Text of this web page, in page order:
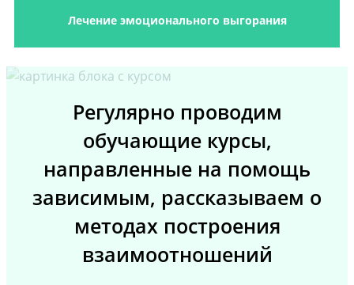
Лечение эмоционального выгорания
Регулярно проводим
обучающие курсы,
направленные на помощь
зависимым, рассказываем о
методах построения
взаимоотношений